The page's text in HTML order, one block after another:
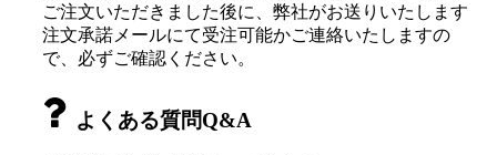
ご注文いただきました後に、弊社がお送りいたします
注文承諾メールにて受注可能かご連絡いたしますの
で、必ずご確認ください。
よくある質問Q&A